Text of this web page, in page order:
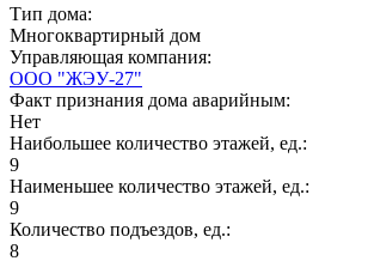
Тип дома:
Многоквартирный дом
Управляющая компания:
ООО "ЖЭУ-27"
Факт признания дома аварийным:
Нет
Наибольшее количество этажей, ед.:
9
Наименьшее количество этажей, ед.:
9
Количество подъездов, ед.:
8